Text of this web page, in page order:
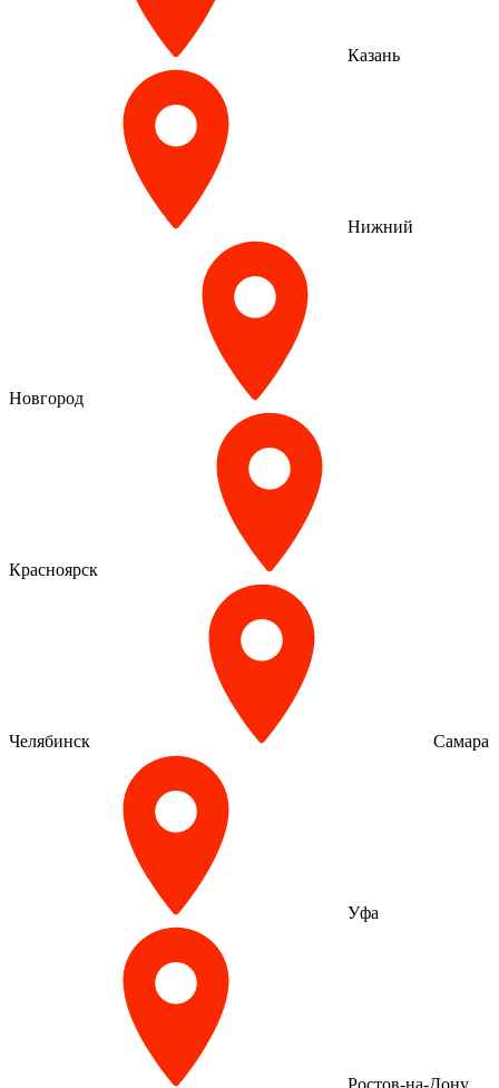
Казань
Нижний
Новгород
Красноярск
Челябинск Самара
Уфа
Ростов-на-Дону